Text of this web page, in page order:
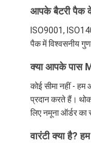
निकेल धातु
रिचार्जेबल ली-
लिथियम आयन
आपके बैटरी पैक
ISO9001,
पैक में विश्वसनीय
क्या आपके पास
कोई सीमा नहीं - हम
प्रदान करते हैं।
लिए नमूना ऑर्डर का
वारंटी क्या है?